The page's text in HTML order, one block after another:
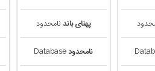
پهنای باند نامحدود
نامحدود